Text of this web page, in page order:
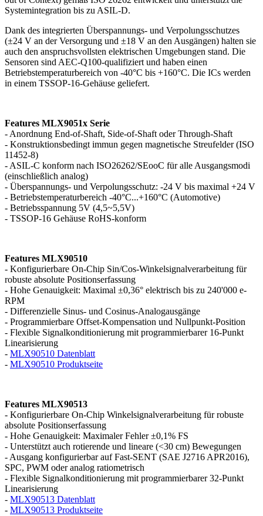
Systemintegration bis zu ASIL-D.
Dank des integrierten Überspannungs- und Verpolungsschutzes
(±24 V an der Versorgung und ±18 V an den Ausgängen) halten sie
auch den anspruchsvollsten elektrischen Umgebungen stand. Die
Sensoren sind AEC-Q100-qualifiziert und haben einen
Betriebstemperaturbereich von -40°C bis +160°C. Die ICs werden
in einem TSSOP-16-Gehäuse geliefert.
Features MLX9051x Serie
- Anordnung End-of-Shaft, Side-of-Shaft oder Through-Shaft
- Konstruktionsbedingt immun gegen magnetische Streufelder (ISO
11452-8)
- ASIL-C konform nach ISO26262/SEooC für alle Ausgangsmodi
(einschließlich analog)
- Überspannungs- und Verpolungsschutz: -24 V bis maximal +24 V
- Betriebstemperaturbereich -40°C...+160°C (Automotive)
- Betriebsspannung 5V (4,5~5,5V)
- TSSOP-16 Gehäuse RoHS-konform
Features MLX90510
- Konfigurierbare On-Chip Sin/Cos-Winkelsignalverarbeitung für
robuste absolute Positionserfassung
- Hohe Genauigkeit: Maximal ±0,36° elektrisch bis zu 240'000 e-
RPM
- Differenzielle Sinus- und Cosinus-Analogausgänge
- Programmierbare Offset-Kompensation und Nullpunkt-Position
- Flexible Signalkonditionierung mit programmierbarer 16-Punkt
Linearisierung
- MLX90510 Datenblatt
- MLX90510 Produktseite
Features MLX90513
- Konfigurierbare On-Chip Winkelsignalverarbeitung für robuste
absolute Positionserfassung
- Hohe Genauigkeit: Maximaler Fehler ±0,1% FS
- Unterstützt auch rotierende und lineare (<30 cm) Bewegungen
- Ausgang konfigurierbar auf Fast-SENT (SAE J2716 APR2016),
SPC, PWM oder analog ratiometrisch
- Flexible Signalkonditionierung mit programmierbarer 32-Punkt
Linearisierung
- MLX90513 Datenblatt
- MLX90513 Produktseite